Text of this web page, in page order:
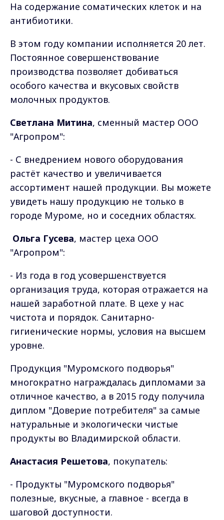
На содержание соматических клеток и на
антибиотики.
В этом году компании исполняется 20 лет.
Постоянное совершенствование
производства позволяет добиваться
особого качества и вкусовых свойств
молочных продуктов.
Светлана Митина, сменный мастер ООО
"Агропром":
- С внедрением нового оборудования
растёт качество и увеличивается
ассортимент нашей продукции. Вы можете
увидеть нашу продукцию не только в
городе Муроме, но и соседних областях.
Ольга Гусева, мастер цеха ООО
"Агропром":
- Из года в год усовершенствуется
организация труда, которая отражается на
нашей заработной плате. В цехе у нас
чистота и порядок. Санитарно-
гигиенические нормы, условия на высшем
уровне.
Продукция "Муромского подворья"
многократно награждалась дипломами за
отличное качество, а в 2015 году получила
диплом "Доверие потребителя" за самые
натуральные и экологически чистые
продукты во Владимирской области.
Анастасия Решетова, покупатель:
- Продукты "Муромского подворья"
полезные, вкусные, а главное - всегда в
шаговой доступности.